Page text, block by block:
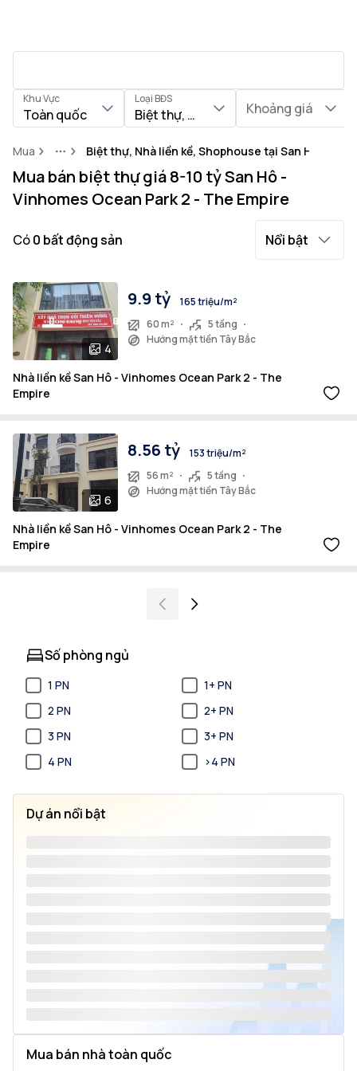
Khu Vực
Toàn quốc
Loại BĐS
Biệt thự, Nhà liền kề, Shophouse
Khoảng giá
Mua MoreBiệt thự, Nhà liền kề, Shophouse tại San Hô
Mua bán biệt thự giá 8-10 tỷ San Hô -
Vinhomes Ocean Park 2 - The Empire
Có0 bất động sản Nổi bật
4
9.9 tỷ
165 triệu/m²
60 m²
5 tầng
Hướng mặt tiền Tây Bắc
Nhà liền kề San Hô - Vinhomes Ocean Park 2 - The
Empire
6
8.56 tỷ
153 triệu/m²
56 m²
5 tầng
Hướng mặt tiền Tây Bắc
Nhà liền kề San Hô - Vinhomes Ocean Park 2 - The
Empire
Số phòng ngủ
1 PN
1+ PN
2 PN
2+ PN
3 PN
3+ PN
4 PN
>4 PN
Dự án nổi bật
Mua bán nhà toàn quốc